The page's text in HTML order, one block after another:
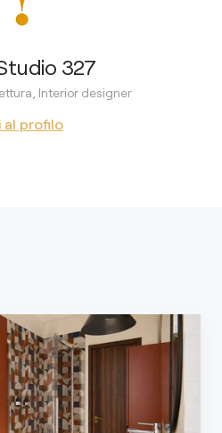
327
Interior designer
al profilo